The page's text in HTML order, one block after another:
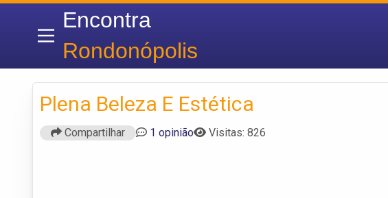
Encontra
Rondonópolis
Plena Beleza E Estética
Compartilhar 1 opinião Visitas: 826